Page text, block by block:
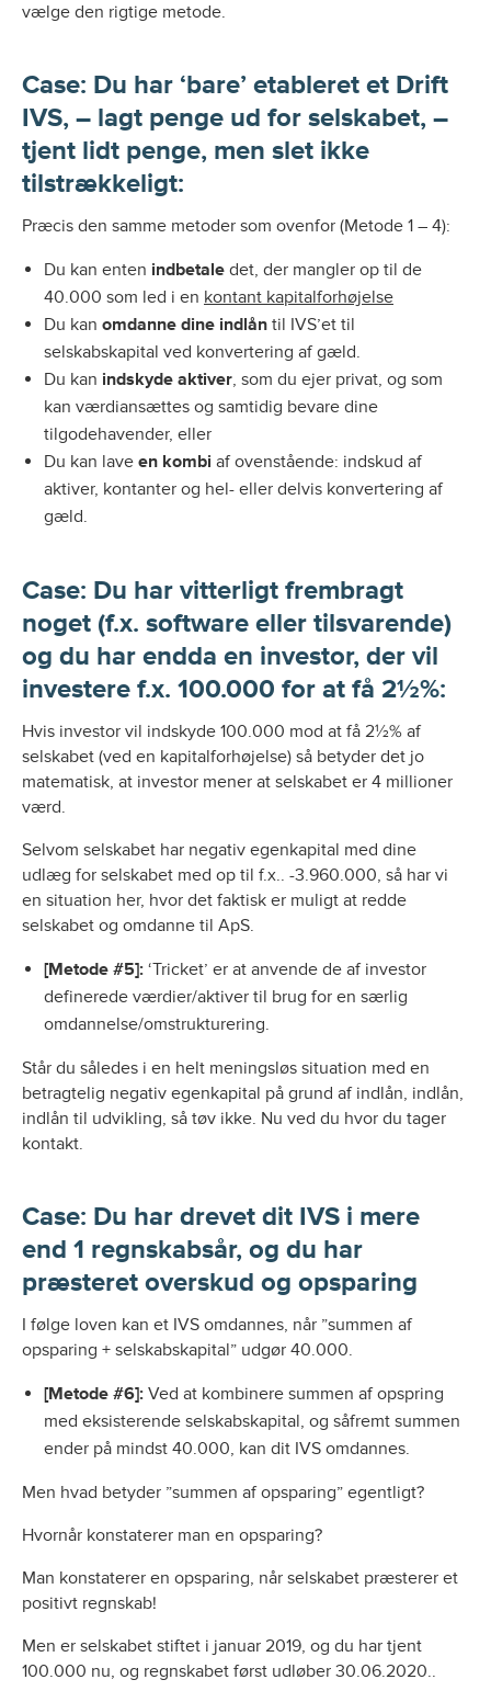
vælge den rigtige metode.
Case: Du har ‘bare’ etableret et Drift
IVS, – lagt penge ud for selskabet, –
tjent lidt penge, men slet ikke
tilstrækkeligt:
Præcis den samme metoder som ovenfor (Metode 1 – 4):
Du kan enten indbetale det, der mangler op til de
40.000 som led i en kontant kapitalforhøjelse
Du kan omdanne dine indlån til IVS’et til
selskabskapital ved konvertering af gæld.
Du kan indskyde aktiver, som du ejer privat, og som
kan værdiansættes og samtidig bevare dine
tilgodehavender, eller
Du kan lave en kombi af ovenstående: indskud af
aktiver, kontanter og hel- eller delvis konvertering af
gæld.
Case: Du har vitterligt frembragt
noget (f.x. software eller tilsvarende)
og du har endda en investor, der vil
investere f.x. 100.000 for at få 2½%:
Hvis investor vil indskyde 100.000 mod at få 2½% af
selskabet (ved en kapitalforhøjelse) så betyder det jo
matematisk, at investor mener at selskabet er 4 millioner
værd.
Selvom selskabet har negativ egenkapital med dine
udlæg for selskabet med op til f.x.. -3.960.000, så har vi
en situation her, hvor det faktisk er muligt at redde
selskabet og omdanne til ApS.
[Metode #5]: ‘Tricket’ er at anvende de af investor
definerede værdier/aktiver til brug for en særlig
omdannelse/omstrukturering.
Står du således i en helt meningsløs situation med en
betragtelig negativ egenkapital på grund af indlån, indlån,
indlån til udvikling, så tøv ikke. Nu ved du hvor du tager
kontakt.
Case: Du har drevet dit IVS i mere
end 1 regnskabsår, og du har
præsteret overskud og opsparing
I følge loven kan et IVS omdannes, når ”summen af
opsparing + selskabskapital” udgør 40.000.
[Metode #6]: Ved at kombinere summen af opspring
med eksisterende selskabskapital, og såfremt summen
ender på mindst 40.000, kan dit IVS omdannes.
Men hvad betyder ”summen af opsparing” egentligt?
Hvornår konstaterer man en opsparing?
Man konstaterer en opsparing, når selskabet præsterer et
positivt regnskab!
Men er selskabet stiftet i januar 2019, og du har tjent
100.000 nu, og regnskabet først udløber 30.06.2020..